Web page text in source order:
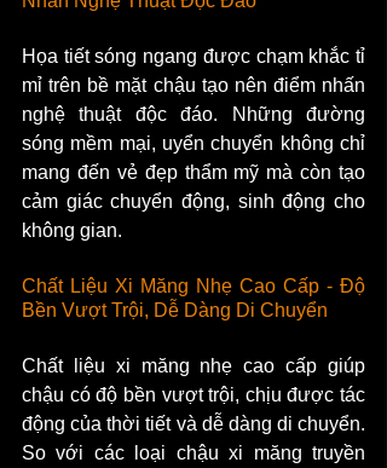
Họa tiết sóng ngang được chạm khắc tỉ
mỉ trên bề mặt chậu tạo nên điểm nhấn
nghệ thuật độc đáo. Những đường
sóng mềm mại, uyển chuyển không chỉ
mang đến vẻ đẹp thẩm mỹ mà còn tạo
cảm giác chuyển động, sinh động cho
không gian.
Chất Liệu Xi Măng Nhẹ Cao Cấp - Độ
Bền Vượt Trội, Dễ Dàng Di Chuyển
Chất liệu xi măng nhẹ cao cấp giúp
chậu có độ bền vượt trội, chịu được tác
động của thời tiết và dễ dàng di chuyển.
So với các loại chậu xi măng truyền